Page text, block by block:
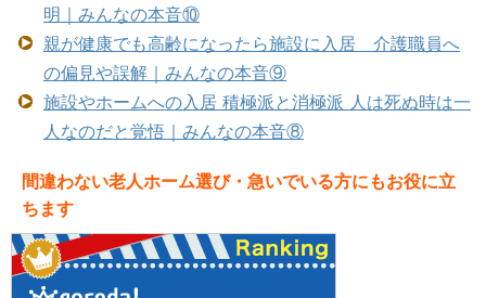
明｜みんなの本音⑩
親が健康でも高齢になったら施設に入居 介護職員へ
の偏見や誤解｜みんなの本音⑨
施設やホームへの入居 積極派と消極派 人は死ぬ時は一
人なのだと覚悟｜みんなの本音⑧
間違わない老人ホーム選び・急いでいる方にもお役に立
ちます